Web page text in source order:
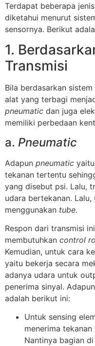
Terdapat beberapa
diketahui menurut
sensornya. Berikut
1.
Transmisi
Bila berdasarkan sistem
alat yang terbagi
pneumatic dan juga
memiliki perbedaan
a. Pneumatic
Adapun pneumatic
tekanan tertentu
yang disebut psi. Lalu,
udara bertekanan.
menggunakan tube.
Respon dari transmisi
membutuhkan control
Kemudian, untuk cara
yaitu bekerja secara
adanya udara untuk
penerima sinyal.
adalah berikut ini:
Untuk sensing
menerima
Nantinya bagian